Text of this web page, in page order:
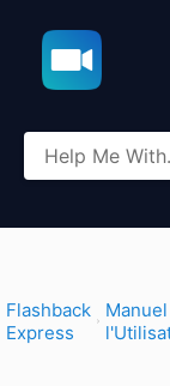
​Flashback
Express